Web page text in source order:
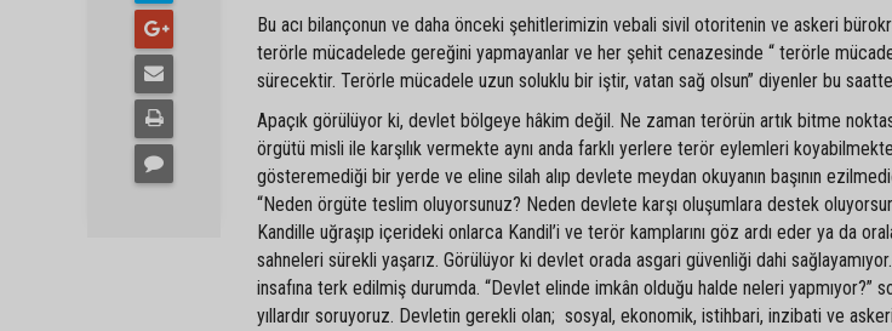
Bu acı bilançonun ve daha önceki şehitlerimizin vebali sivil otoritenin ve askeri
terörle mücadelede gereğini yapmayanlar ve her şehit cenazesinde “ terörle
sürecektir. Terörle mücadele uzun soluklu bir iştir, vatan sağ olsun” diyenler bu
Apaçık görülüyor ki, devlet bölgeye hâkim değil. Ne zaman terörün artık bitme
örgütü misli ile karşılık vermekte aynı anda farklı yerlere terör eylemleri
gösteremediği bir yerde ve eline silah alıp devlete meydan okuyanın başının
“Neden örgüte teslim oluyorsunuz? Neden devlete karşı oluşumlara destek
Kandille uğraşıp içerideki onlarca Kandil’i ve terör kamplarını göz ardı eder ya da
sahneleri sürekli yaşarız. Görülüyor ki devlet orada asgari güvenliği dahi
insafına terk edilmiş durumda. “Devlet elinde imkân olduğu halde neleri yapmıyor?”
yıllardır soruyoruz. Devletin gerekli olan; sosyal, ekonomik, istihbari, inzibati ve